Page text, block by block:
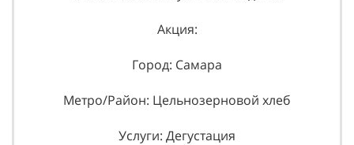
Акция:
Город: Самара
Метро/Район: Цельнозерновой хлеб
Услуги: Дегустация